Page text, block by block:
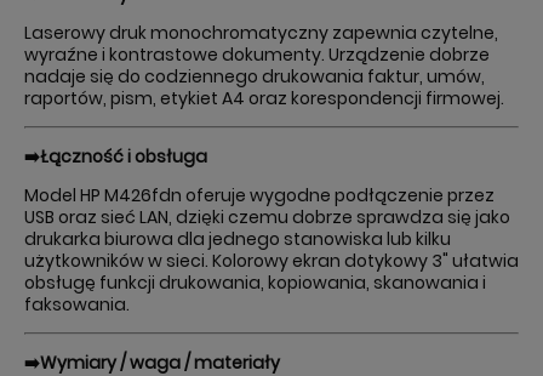
Laserowy druk monochromatyczny zapewnia czytelne,
wyraźne i kontrastowe dokumenty. Urządzenie dobrze
nadaje się do codziennego drukowania faktur, umów,
raportów, pism, etykiet A4 oraz korespondencji firmowej.
➡️Łączność i obsługa
Model HP M426fdn oferuje wygodne podłączenie przez
USB oraz sieć LAN, dzięki czemu dobrze sprawdza się jako
drukarka biurowa dla jednego stanowiska lub kilku
użytkowników w sieci. Kolorowy ekran dotykowy 3" ułatwia
obsługę funkcji drukowania, kopiowania, skanowania i
faksowania.
➡️Wymiary / waga / materiały